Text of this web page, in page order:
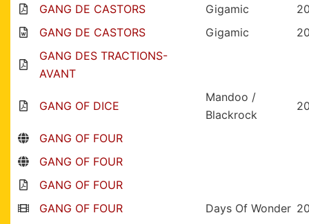
GANG DE CASTORS
Gigamic
GANG DE CASTORS
Gigamic
GANG DES TRACTIONS-
AVANT
GANG OF DICE
Mandoo /
Blackrock
GANG OF FOUR
GANG OF FOUR
GANG OF FOUR
GANG OF FOUR
Days Of Wonder